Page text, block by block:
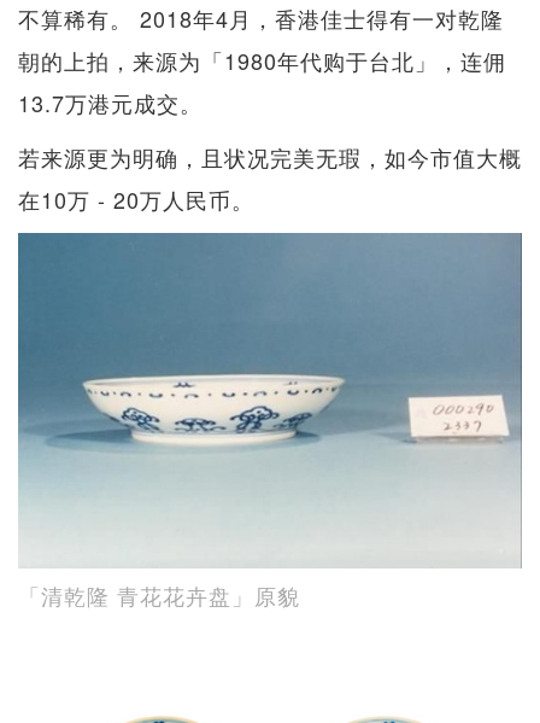
不算稀有。 2018年4月，香港佳士得有一对乾隆
朝的上拍，来源为「1980年代购于台北」，连佣
13.7万港元成交。
若来源更为明确，且状况完美无瑕，如今市值大概
在10万 - 20万人民币。
「清乾隆 青花花卉盘」原貌